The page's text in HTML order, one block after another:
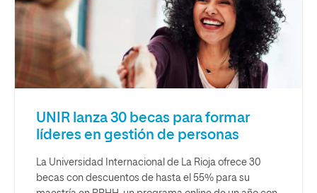
UNIR lanza 30 becas para formar
líderes en gestión de personas
La Universidad Internacional de La Rioja ofrece 30
becas con descuentos de hasta el 55% para su